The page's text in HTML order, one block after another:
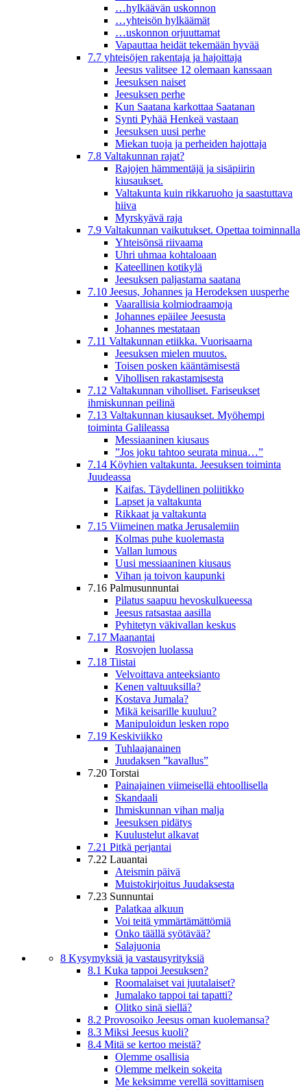
…hylkäävän uskonnon
…yhteisön hylkäämät
…uskonnon orjuuttamat
Vapauttaa heidät tekemään hyvää
7.7 yhteisöjen rakentaja ja hajoittaja
Jeesus valitsee 12 olemaan kanssaan
Jeesuksen naiset
Jeesuksen perhe
Kun Saatana karkottaa Saatanan
Synti Pyhää Henkeä vastaan
Jeesuksen uusi perhe
Miekan tuoja ja perheiden hajottaja
7.8 Valtakunnan rajat?
Rajojen hämmentäjä ja sisäpiirin
kiusaukset.
Valtakunta kuin rikkaruoho ja saastuttava
hiiva
Myrskyävä raja
7.9 Valtakunnan vaikutukset. Opettaa toiminnalla
Yhteisönsä riivaama
Uhri uhmaa kohtaloaan
Kateellinen kotikylä
Jeesuksen paljastama saatana
7.10 Jeesus, Johannes ja Herodeksen uusperhe
Vaarallisia kolmiodraamoja
Johannes epäilee Jeesusta
Johannes mestataan
7.11 Valtakunnan etiikka. Vuorisaarna
Jeesuksen mielen muutos.
Toisen posken kääntämisestä
Vihollisen rakastamisesta
7.12 Valtakunnan viholliset. Fariseukset
ihmiskunnan peilinä
7.13 Valtakunnan kiusaukset. Myöhempi
toiminta Galileassa
Messiaaninen kiusaus
”Jos joku tahtoo seurata minua…”
7.14 Köyhien valtakunta. Jeesuksen toiminta
Juudeassa
Kaifas. Täydellinen poliitikko
Lapset ja valtakunta
Rikkaat ja valtakunta
7.15 Viimeinen matka Jerusalemiin
Kolmas puhe kuolemasta
Vallan lumous
Uusi messiaaninen kiusaus
Vihan ja toivon kaupunki
7.16 Palmusunnuntai
Pilatus saapuu hevoskulkueessa
Jeesus ratsastaa aasilla
Pyhitetyn väkivallan keskus
7.17 Maanantai
Rosvojen luolassa
7.18 Tiistai
Velvoittava anteeksianto
Kenen valtuuksilla?
Kostava Jumala?
Mikä keisarille kuuluu?
Manipuloidun lesken ropo
7.19 Keskiviikko
Tuhlaajanainen
Juudaksen ”kavallus”
7.20 Torstai
Painajainen viimeisellä ehtoollisella
Skandaali
Ihmiskunnan vihan malja
Jeesuksen pidätys
Kuulustelut alkavat
7.21 Pitkä perjantai
7.22 Lauantai
Ateismin päivä
Muistokirjoitus Juudaksesta
7.23 Sunnuntai
Palatkaa alkuun
Voi teitä ymmärtämättömiä
Onko täällä syötävää?
Salajuonia
8 Kysymyksiä ja vastausyrityksiä
8.1 Kuka tappoi Jeesuksen?
Roomalaiset vai juutalaiset?
Jumalako tappoi tai tapatti?
Olitko sinä siellä?
8.2 Provosoiko Jeesus oman kuolemansa?
8.3 Miksi Jeesus kuoli?
8.4 Mitä se kertoo meistä?
Olemme osallisia
Olemme melkein sokeita
Me keksimme verellä sovittamisen